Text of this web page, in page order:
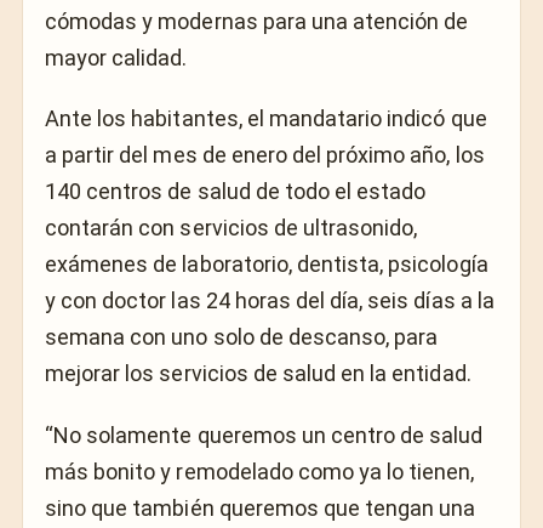
cómodas y modernas para una atención de
mayor calidad.
Ante los habitantes, el mandatario indicó que
a partir del mes de enero del próximo año, los
140 centros de salud de todo el estado
contarán con servicios de ultrasonido,
exámenes de laboratorio, dentista, psicología
y con doctor las 24 horas del día, seis días a la
semana con uno solo de descanso, para
mejorar los servicios de salud en la entidad.
“No solamente queremos un centro de salud
más bonito y remodelado como ya lo tienen,
sino que también queremos que tengan una